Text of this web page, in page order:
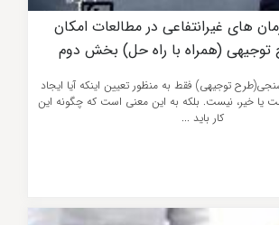
های غیرانتفاعی در مطالعات امکان
(همراه با راه حل) بخش دوم
توجیهی) فقط به منظور تعیین اینکه آیا ایجاد
یا خیر، نیست. بلکه به این معنی است که چگونه این
کار باید ...